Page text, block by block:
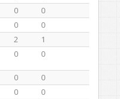
0
0
0
0
2
1
0 0
0
0
0
0